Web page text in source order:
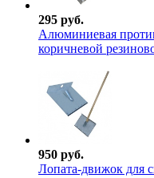
295 руб.
Алюминиевая
коричневой
950 руб.
Лопата-движок для